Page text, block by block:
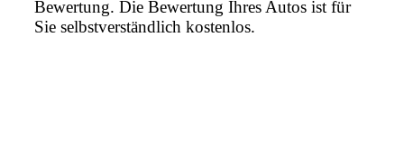
Bewertung. Die Bewertung Ihres Autos ist für
Sie selbstverständlich kostenlos.